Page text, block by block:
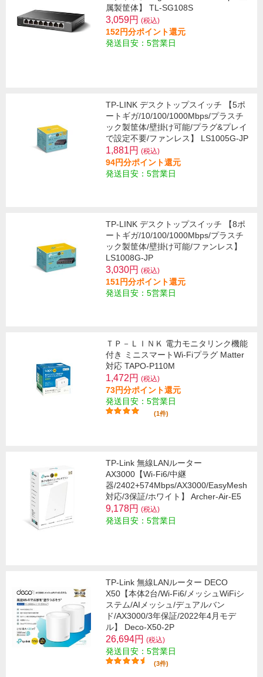
属製筐体】 TL-SG108S
3,059円 (税込)
152円分ポイント還元
発送目安：5営業日
TP-LINK デスクトップスイッチ 【5ポ
ートギガ/10/100/1000Mbps/プラスチ
ック製筐体/壁掛け可能/プラグ&プレイ
で設定不要/ファンレス】 LS1005G-JP
1,881円 (税込)
94円分ポイント還元
発送目安：5営業日
TP-LINK デスクトップスイッチ 【8ポ
ートギガ/10/100/1000Mbps/プラスチ
ック製筐体/壁掛け可能/ファンレス】
LS1008G-JP
3,030円 (税込)
151円分ポイント還元
発送目安：5営業日
ＴＰ－ＬＩＮＫ 電力モニタリンク機能
付き ミニスマートWi-Fiプラグ Matter
対応 TAPO-P110M
1,472円 (税込)
73円分ポイント還元
発送目安：5営業日
(1件)
TP-Link 無線LANルーター
AX3000【Wi-Fi6/中継
器/2402+574Mbps/AX3000/EasyMesh
対応/3保証/ホワイト】 Archer-Air-E5
9,178円 (税込)
発送目安：5営業日
TP-Link 無線LANルーター DECO
X50【本体2台/Wi-Fi6/メッシュWiFiシ
ステム/AIメッシュ/デュアルバン
ド/AX3000/3年保証/2022年4月モデ
ル】 Deco-X50-2P
26,694円 (税込)
発送目安：5営業日
(3件)